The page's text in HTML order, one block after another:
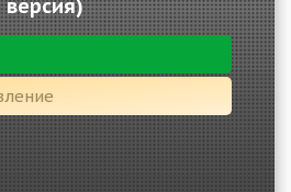
версия)